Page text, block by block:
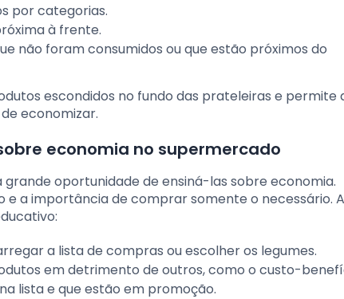
por categorias.
à frente.
não foram consumidos ou que estão próximos do
escondidos no fundo das prateleiras e permite
economizar.
economia no supermercado
oportunidade de ensiná-las sobre economia.
e a importância de comprar somente o necessário.
a lista de compras ou escolher os legumes.
em detrimento de outros, como o custo-
lista e que estão em promoção.